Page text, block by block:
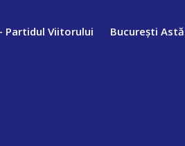
Partidul Viitorului București